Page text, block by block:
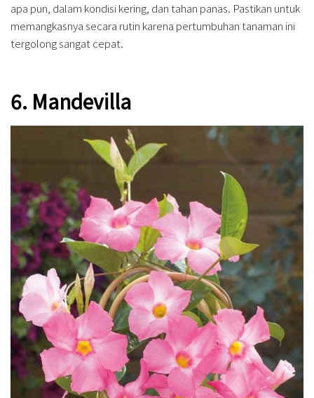
apa pun, dalam kondisi kering, dan tahan panas. Pastikan untuk
memangkasnya secara rutin karena pertumbuhan tanaman ini
tergolong sangat cepat.
6. Mandevilla